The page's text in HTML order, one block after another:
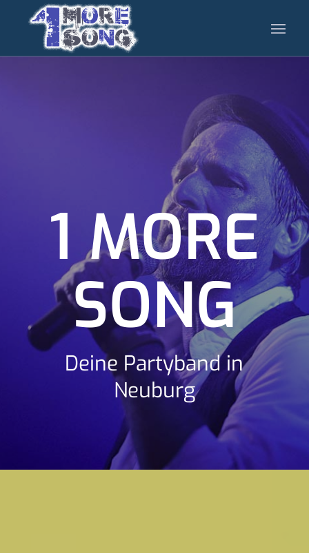
1 MORE
SONG
Deine Partyband in
Neuburg